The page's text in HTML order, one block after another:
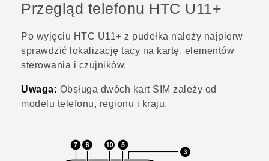
POMOC TECHNICZNA
Przegląd telefonu HTC U11‍+
Po wyjęciu HTC U11‍+ z pudełka należy najpierw
sprawdzić lokalizację tacy na kartę, elementów
sterowania i czujników.
Uwaga: Obsługa dwóch kart SIM zależy od
modelu telefonu, regionu i kraju.